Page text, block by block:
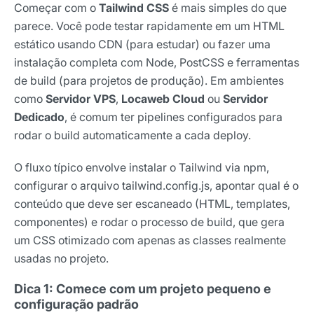
Começar com o Tailwind CSS é mais simples do que
parece. Você pode testar rapidamente em um HTML
estático usando CDN (para estudar) ou fazer uma
instalação completa com Node, PostCSS e ferramentas
de build (para projetos de produção). Em ambientes
como Servidor VPS, Locaweb Cloud ou Servidor
Dedicado, é comum ter pipelines configurados para
rodar o build automaticamente a cada deploy.
O fluxo típico envolve instalar o Tailwind via npm,
configurar o arquivo tailwind.config.js, apontar qual é o
conteúdo que deve ser escaneado (HTML, templates,
componentes) e rodar o processo de build, que gera
um CSS otimizado com apenas as classes realmente
usadas no projeto.
Dica 1: Comece com um projeto pequeno e
configuração padrão